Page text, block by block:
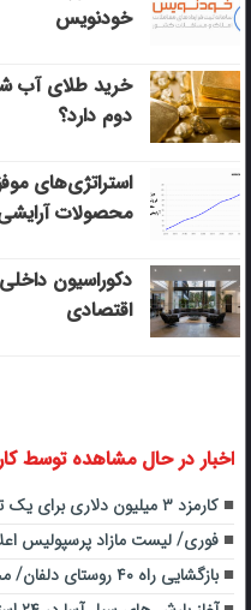
خودنویس
خرید طلای آب
دوم دارد؟
استراتژی‌های
محصولات
دکوراسیون
اقتصادی
اخبار در حال مشاهده توسط
کارمزد ۳ میلیون دلاری برای یک تراکنش بیت کوین!
فوری/ لیست مازاد پرسپولیس اعلام شد/ ۴ ستاره قرمزها
بازگشایی راه ۴۰ روستای دلفان/ محور ۶۰ روستا مسدود است